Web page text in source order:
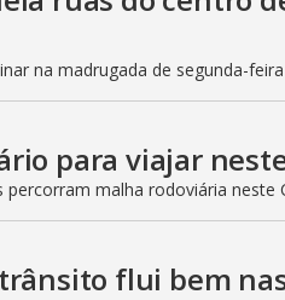
na madrugada de segunda-feira
para viajar
malha rodoviária neste
flui bem